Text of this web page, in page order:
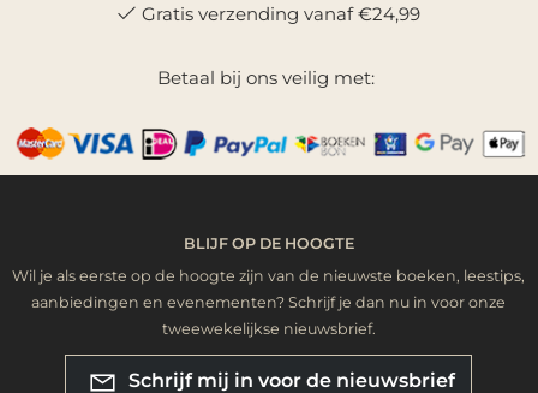
Gratis verzending vanaf €24,99
Betaal bij ons veilig met:
BLIJF OP DE HOOGTE
Wil je als eerste op de hoogte zijn van de nieuwste boeken, leestips,
aanbiedingen en evenementen? Schrijf je dan nu in voor onze
tweewekelijkse nieuwsbrief.
Schrijf mij in voor de nieuwsbrief